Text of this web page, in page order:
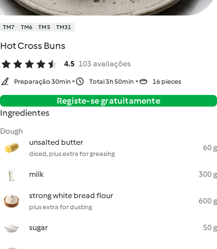
TM7 TM6 TM5 TM31
Hot Cross Buns
4.5 103 avaliações
Preparação 30min Total 3h 50min 16 pieces
Registe-se gratuitamente
Ingredientes
Dough
unsalted butter
diced, plus extra for greasing
60 g
milk 300 g
strong white bread flour
plus extra for dusting
600 g
sugar 50 g